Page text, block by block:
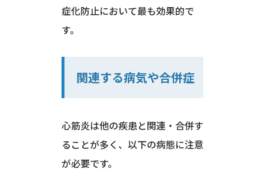
症化防止において最も効果的で
す。
関連する病気や合併症
心筋炎は他の疾患と関連・合併す
ることが多く、以下の病態に注意
が必要です。